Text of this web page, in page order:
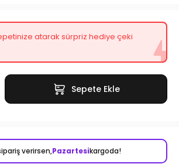
atarak sürpriz hediye çeki
Sepete Ekle
verirsen,Pazartesikargoda!